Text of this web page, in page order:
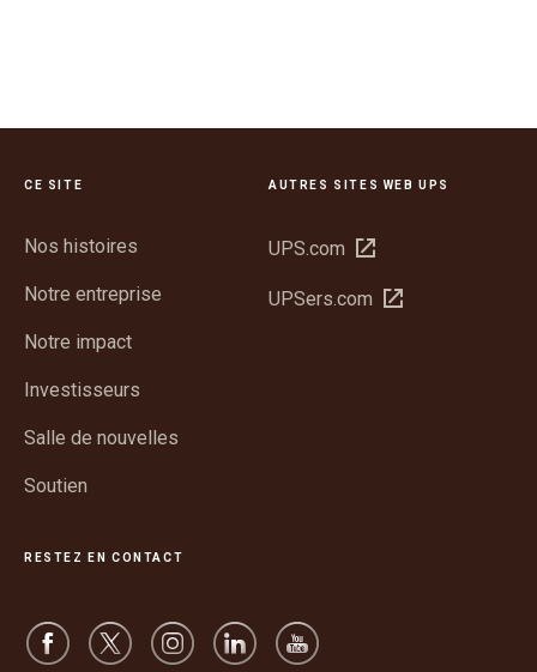
CE SITE
Nos histoires
Notre entreprise
Notre impact
Investisseurs
Salle de nouvelles
Soutien
AUTRES SITES WEB UPS
UPS.com Ouvrir
une
UPSers.com Ouvrir
RESTEZ EN CONTACT